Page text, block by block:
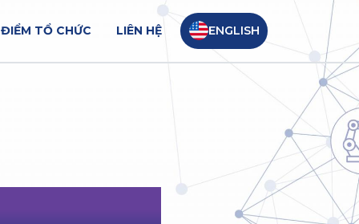
TỔ CHỨC LIÊN HỆ ENGLISH